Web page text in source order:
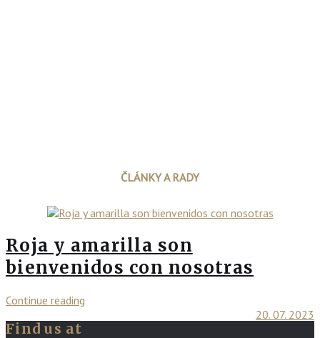
ČLÁNKY A RADY
Roja y amarilla son
bienvenidos con nosotras
Continue reading
20. 07. 2023
Find us at